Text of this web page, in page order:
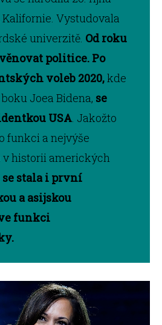
Kalifornie. Vystudovala
univerzitě. Od roku
věnovat politice. Po
voleb 2020,kde
Joea Bidena, se
USA . Jakožto
funkci a nejvýše
v historii amerických
se stala i první
a asijskou
funkci